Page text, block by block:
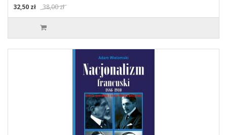
32,50 zł
38,00 zł